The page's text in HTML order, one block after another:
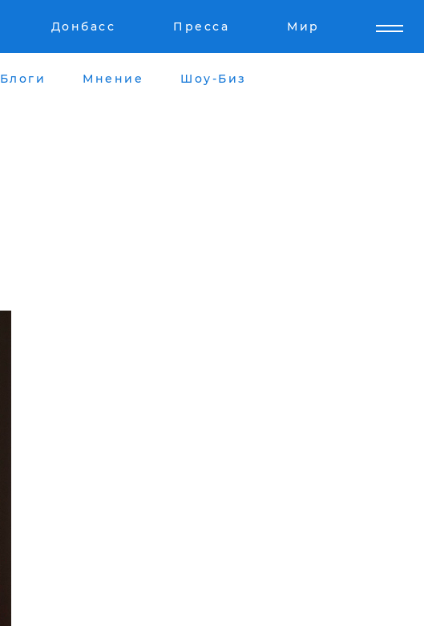
Донбасс Пресса Мир
Блоги Мнение Шоу-Биз